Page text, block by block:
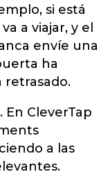
si está
a viajar, y el
envíe una
ha
retrasado.
CleverTap
a las